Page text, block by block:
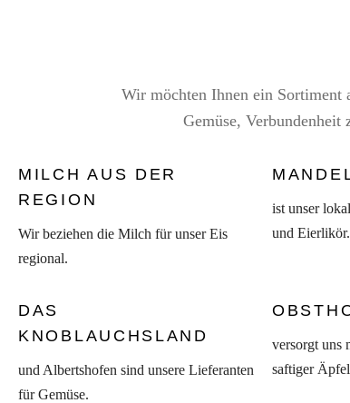
Wir möchten Ihnen ein Sortiment
Gemüse,
MILCH AUS DER
REGION
Wir beziehen die Milch für unser Eis
regional.
ist unser
und Eierlikör.
DAS
KNOBLAUCHSLAND
und Albertshofen sind unsere Lieferanten
für Gemüse.
versorgt uns
saftiger